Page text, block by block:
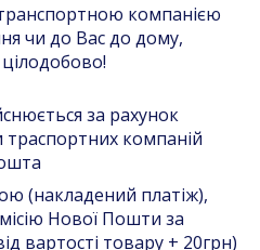
компанією
чи до Вас до дому,
за рахунок
компаній
(накладений платіж),
Нової Пошти за
вартості товару + 20грн)